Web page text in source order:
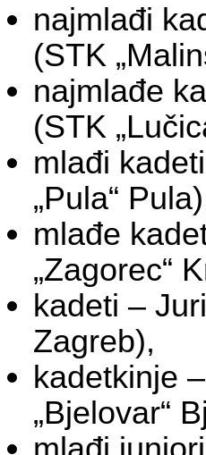
najmlađi
(STK
najmlađe
(STK
mlađi
„Pula“
mlađe
„Zagorec“
kadeti –
Zagreb),
kadetkinje
„Bjelovar“